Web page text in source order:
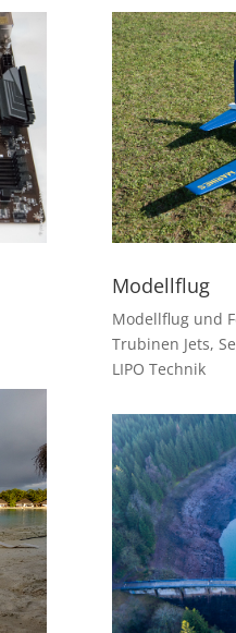
Modellflug
Modellflug und
Trubinen Jets,
LIPO Technik